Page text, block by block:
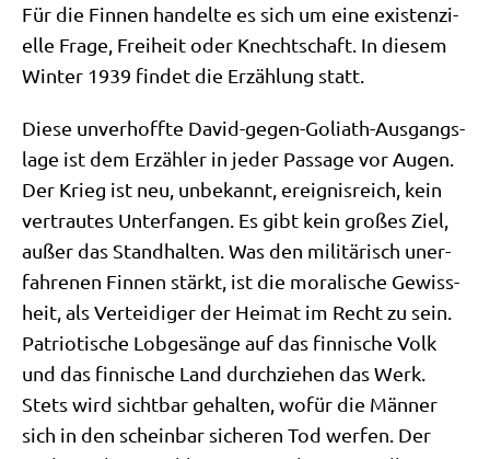
Für die Fin­nen han­del­te es sich um eine exi­sten­zi­
el­le Fra­ge, Frei­heit oder Knecht­schaft. In die­sem
Win­ter 1939 fin­det die Erzäh­lung statt.
Die­se unver­hoff­te David-gegen-Goli­ath-Aus­gangs­
la­ge ist dem Erzäh­ler in jeder Pas­sa­ge vor Augen.
Der Krieg ist neu, unbe­kannt, ereig­nis­reich, kein
ver­trau­tes Unter­fan­gen. Es gibt kein gro­ßes Ziel,
außer das Stand­hal­ten. Was den mili­tä­risch uner­
fah­re­nen Fin­nen stärkt, ist die mora­li­sche Gewiss­
heit, als Ver­tei­di­ger der Hei­mat im Recht zu sein.
Patrio­ti­sche Lob­ge­sän­ge auf das fin­ni­sche Volk
und das fin­ni­sche Land durch­zie­hen das Werk.
Stets wird sicht­bar gehal­ten, wofür die Män­ner
sich in den schein­bar siche­ren Tod wer­fen. Der